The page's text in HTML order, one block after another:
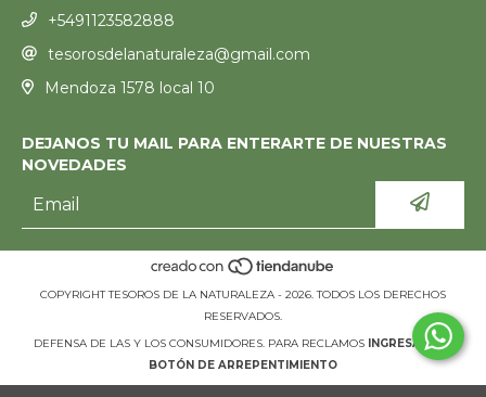
+5491123582888
tesorosdelanaturaleza@gmail.com
Mendoza 1578 local 10
DEJANOS TU MAIL PARA ENTERARTE DE NUESTRAS
NOVEDADES
COPYRIGHT TESOROS DE LA NATURALEZA - 2026. TODOS LOS DERECHOS
RESERVADOS.
DEFENSA DE LAS Y LOS CONSUMIDORES. PARA RECLAMOS
INGRESÁ ACÁ.
BOTÓN DE ARREPENTIMIENTO